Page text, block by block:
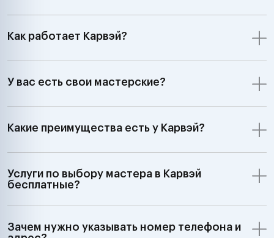
Как работает Карвэй?
У вас есть свои мастерские?
Какие преимущества есть у Карвэй?
Услуги по выбору мастера в Карвэй
бесплатные?
Зачем нужно указывать номер телефона и